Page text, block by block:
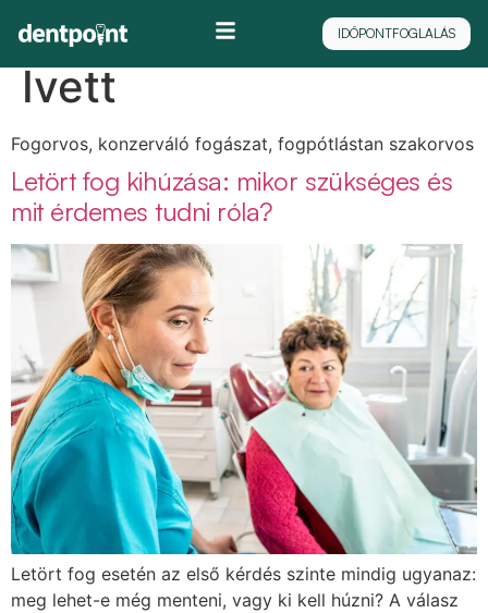
IDŐPONTFOGLALÁS
Szerző:
Dr. Suskó
Ivett
Fogorvos, konzerváló fogászat, fogpótlástan szakorvos
Letört fog kihúzása: mikor szükséges és
mit érdemes tudni róla?
Letört fog esetén az első kérdés szinte mindig ugyanaz:
meg lehet-e még menteni, vagy ki kell húzni? A válasz